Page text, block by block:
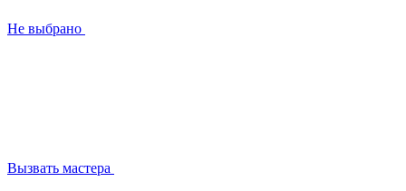
Не выбрано
Вызвать мастера